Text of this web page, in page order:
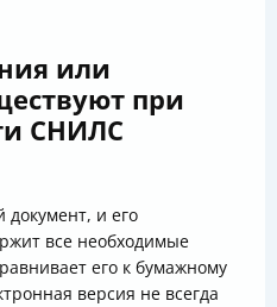
или
при
СНИЛС
и его
все необходимые
его к бумажному
версия не всегда